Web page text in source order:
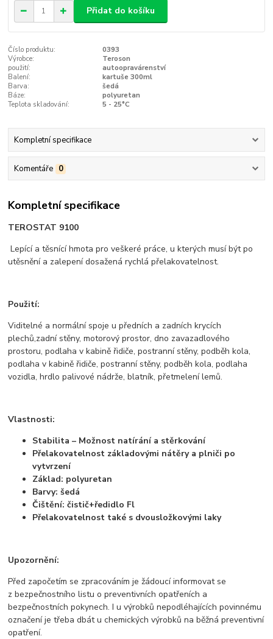
Přidat do košíku
Číslo produktu:
0393
Výrobce:
Teroson
použití:
autoopravárenství
Balení:
kartuše 300ml
Barva:
šedá
Báze:
polyuretan
Teplota skladování:
5 - 25°C
Kompletní specifikace
Komentáře 0
Kompletní specifikace
TEROSTAT 9100
Lepící a těsnící hmota pro veškeré práce, u kterých musí být po
utěsnění a zalepení dosažená rychlá přelakovatelnost.
Použití:
Viditelné a normální spoje u předních a zadních krycích
plechů,zadní stěny, motorový prostor, dno zavazadlového
prostoru, podlaha v kabině řidiče, postranní stěny, podběh kola,
podlaha v kabině řidiče, postranní stěny, podběh kola, podlaha
vozidla, hrdlo palivové nádrže, blatník, přetmelení lemů.
Vlastnosti:
Stabilita – Možnost natírání a stěrkování
Přelakovatelnost základovými nátěry a plniči po
vytvrzení
Základ: polyuretan
Barvy: šedá
Čištění: čistič+ředidlo Fl
Přelakovatelnost také s dvousložkovými laky
Upozornění:
Před započetím se zpracováním je žádoucí informovat se
z bezpečnostního listu o preventivních opatřeních a
bezpečnostních pokynech. I u výrobků nepodléhajících povinnému
označení je třeba dbát u chemických výrobků na běžná preventivní
opatření.